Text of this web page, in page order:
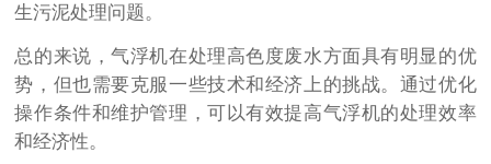
生污泥处理问题。
总的来说，气浮机在处理高色度废水方面具有明显的优
势，但也需要克服一些技术和经济上的挑战。通过优化
操作条件和维护管理，可以有效提高气浮机的处理效率
和经济性。